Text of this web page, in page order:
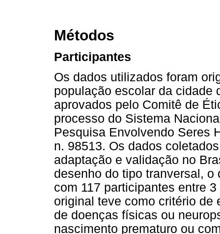
Métodos
Participantes
Os dados utilizados foram
população escolar da cidade
aprovados pelo Comitê de
processo do Sistema
Pesquisa Envolvendo Seres
n. 98513. Os dados
adaptação e validação no
desenho do tipo tranversal,
com 117 participantes entre
original teve como critério de
de doenças físicas ou
nascimento prematuro ou